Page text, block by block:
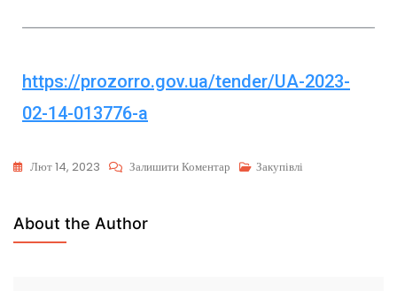
https://prozorro.gov.ua/tender/UA-2023-
02-14-013776-a
Лют 14, 2023 Залишити Коментар Закупівлі
About the Author